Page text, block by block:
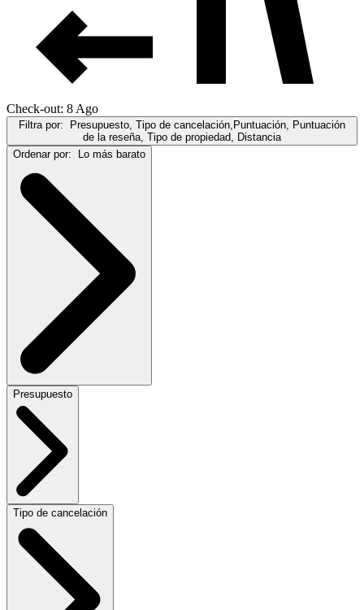
Check-out: 8 Ago
Filtra por: Presupuesto, Tipo de cancelación,Puntuación, Puntuación
de la reseña, Tipo de propiedad, Distancia
Ordenar por: Lo más barato
Presupuesto
Tipo de cancelación